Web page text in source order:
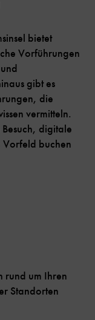
bietet
Vorführungen
gibt es
die
vermitteln.
digitale
buchen
rund um Ihren
Standorten